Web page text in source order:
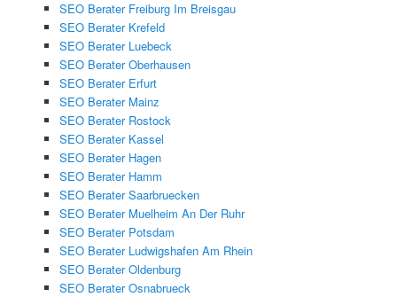
SEO Berater Freiburg Im Breisgau
SEO Berater Krefeld
SEO Berater Luebeck
SEO Berater Oberhausen
SEO Berater Erfurt
SEO Berater Mainz
SEO Berater Rostock
SEO Berater Kassel
SEO Berater Hagen
SEO Berater Hamm
SEO Berater Saarbruecken
SEO Berater Muelheim An Der Ruhr
SEO Berater Potsdam
SEO Berater Ludwigshafen Am Rhein
SEO Berater Oldenburg
SEO Berater Osnabrueck